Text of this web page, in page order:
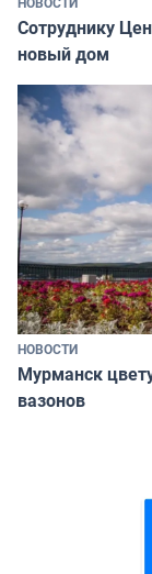
Сотруднику
новый дом
НОВОСТИ
Мурманск
вазонов